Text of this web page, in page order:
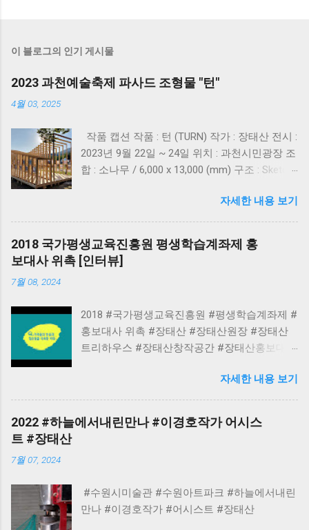
이 블로그의 인기 게시물
2023 과천예술축제 파사드 조형물 "턴"
4월 03, 2025
작품 캡션 작품 : 턴 (TURN) 작가 : 장태산 전시 :
2023년 9월 22일 ~ 24일 위치 : 과천시민광장 조
합 : 소나무 / 6,000 x 13,000 (mm) 구조 : Sketch
조 소속 : 어린이날다사회적협동조합 ​
〈TURN〉은 존재의 위치를 물음으로써 관계의
재배치를 시도하는 설치 조형물이다. 선으로 환
원된 나무는 구조의 기본 단위로 기능하며, 공간
을 다시 그리는 도구가 된다. 관람자는 통문 구
을 만들어주는 사회적 구조물이기도 하다. 작가
는 나무를 ‘선’으로 해석하여, 공간에 드로잉하듯
배치한다. 이 작업은 과거와 현재, 개인과 공동
과 삶의 방향성, 전환의 가능성을 선형 구조 속
에 녹여낸다. ‘TURN’은 단지 공간을 통과하는 길
이 아니라, 존재를 다시 바라보게 만드는 선형적
변화는 작품의 상징성과 공간성과도 깊은 관련
이 있으며, 단순한 통로나 터널이 아닌, 관계를
자세한 내용 보기
2018 국가평생교육진흥원 평생학습계좌제 홍
보대사 위촉 [인터뷰]
7월 08, 2024
2018 #국가평생교육진흥원 #평생학습계좌제 #
홍보대사 위촉 #장태산 #장태산원장 #장태산
트리하우스 #장태산창작공간 #장태산홍보대사
자세한 내용 보기
2022 #하늘에서내린만나 #이경호작가 어시스
트 #장태산
7월 07, 2024
#수원시미술관 #수원아트파크 #하늘에서내린
만나 #이경호작가 #어시스트 #장태산